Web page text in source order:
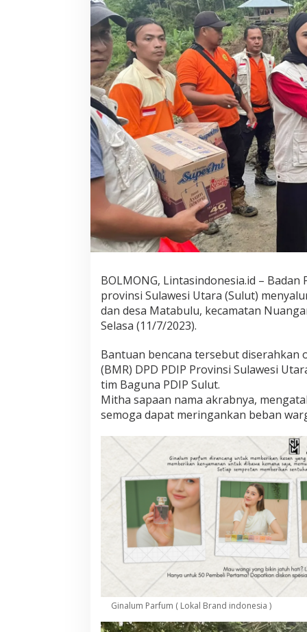
i
l
a
y
a
h
M
R
g
u
n
a
D
P
D
P
D
S
u
l
a
n
u
k
o
r
a
n
b
a
n
i
r
d
i
B
o
l
t
BOLMONG, Lintasindonesia.id –
provinsi Sulawesi Utara (Sulut)
dan desa Matabulu, kecamatan
Selasa (11/7/2023).
Bantuan bencana tersebut diserahkan
(BMR) DPD PDIP Provinsi Sulawesi
tim Baguna PDIP Sulut.
Mitha sapaan nama akrabnya,
semoga dapat meringankan beban
Ginalum Parfum ( Lokal Brand indonesia )